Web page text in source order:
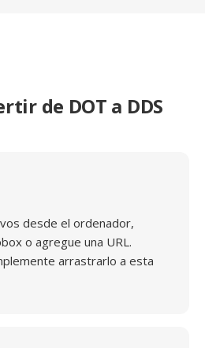
de DOT a DDS
desde el ordenador,
o agregue una URL.
arrastrarlo a esta